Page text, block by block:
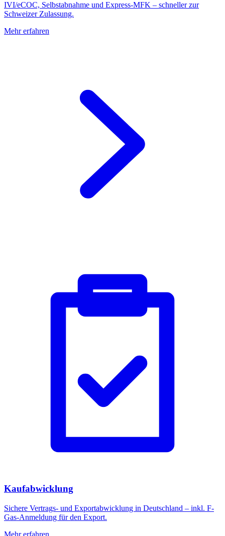
IVI/eCOC, Selbstabnahme und Express-MFK – schneller zur
Schweizer Zulassung.
Mehr erfahren
Kaufabwicklung
Sichere Vertrags- und Exportabwicklung in Deutschland – inkl. F-
Gas-Anmeldung für den Export.
Mehr erfahren